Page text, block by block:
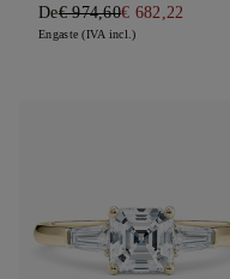
De€ 974,60€ 682,22
Engaste (IVA incl.)